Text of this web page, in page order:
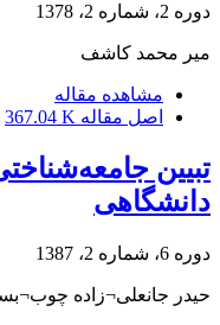
دوره 2، شماره 2، 1378
میر محمد کاشف
مشاهده مقاله
اصل مقاله 367.04 K
تبیین
دانشگاهی
دوره 6، شماره 2، 1387
حیدر جانعلی¬زاده